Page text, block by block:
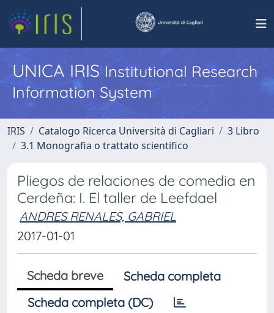
UNICA IRISInstitutional Research
Information System
IRIS Catalogo Ricerca Università di Cagliari
3 Libro
3.1 Monografia o trattato scientifico
Pliegos de relaciones de comedia en
Cerdeña: I. El taller de Leefdael
ANDRES RENALES, GABRIEL
2017-01-01
Scheda breve
Scheda completa
Scheda completa (DC)